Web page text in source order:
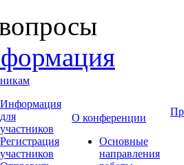
Информация
для
участников
Регистрация
участников
О конференции
Основные
направления